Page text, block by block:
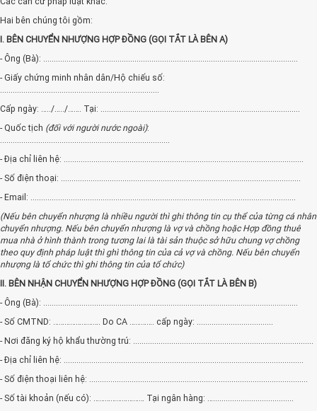
Hai bên chúng tôi gồm:
I. BÊN CHUYỂN NHƯỢNG HỢP ĐỒNG (GỌI TẮT LÀ BÊN A)
- Ông (Bà): ........................................................................................................................
- Giấy chứng minh nhân dân/Hộ chiếu số:
...........................................................................
Cấp ngày: …../…../……. Tại: ..............................................................................................
- Quốc tịch (đối với người nước ngoài):
................................................................................
- Địa chỉ liên hệ: .................................................................................................................
- Số điện thoại: .................................................................................................................
- Email: .............................................................................................................................
(Nếu bên chuyển nhượng là nhiều người thì ghi thông tin cụ thể của từng cá nhân
chuyển nhượng. Nếu bên chuyển nhượng là vợ và chồng hoặc Hợp đồng thuê
mua nhà ở hình thành trong tương lai là tài sản thuộc sở hữu chung vợ chồng
theo quy định pháp luật thì ghì thông tin của cả vợ và chồng. Nếu bên chuyển
nhượng là tổ chức thì ghi thông tin của tổ chức)
II. BÊN NHẬN CHUYỂN NHƯỢNG HỢP ĐỒNG (GỌI TẮT LÀ BÊN B)
- Ông (Bà): ........................................................................................................................
- Số CMTND: ……………………. Do CA …………. cấp ngày: ....................................
- Nơi đăng ký hộ khẩu thường trú: .....................................................................................
- Địa chỉ liên hệ: .................................................................................................................
- Số điện thoại liên hệ: .......................................................................................................
- Số tài khoản (nếu có): ……………………… Tại ngân hàng: …......................................